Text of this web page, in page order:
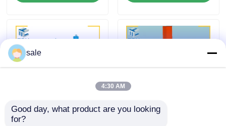
খবর
মামলা
ট্যাংক পোলিশিং মেশিন
3 রোলার হাইড্রোলিক শঙ্কু
sale
4:30 AM
Good day, what product are you looking
for?